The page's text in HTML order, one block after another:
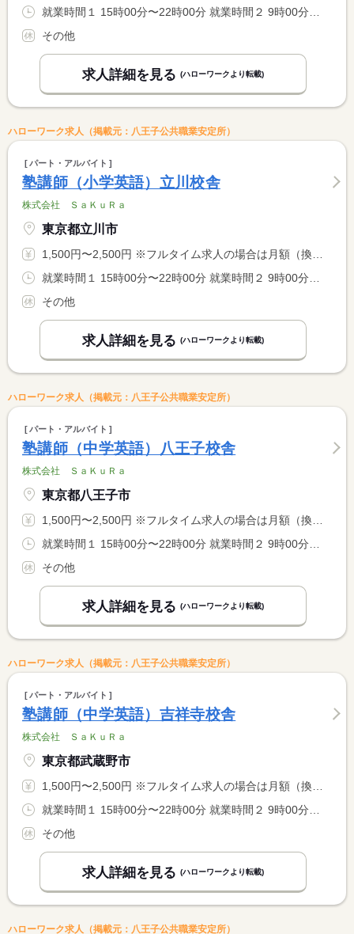
就業時間１ 15時00分〜22時00分 就業時間２ 9時00分〜22時00分 就業時間に関する特記事項 開塾時間：平日は（１）、土・日は（２） <BR> <BR> ＊９：００〜２２：００の間の実働２〜８時間程度（応相談）
その他
求人詳細を見る (ハローワークより転載)
ハローワーク求人（掲載元：八王子公共職業安定所）
パート・アルバイト
塾講師（小学英語）立川校舎
株式会社 ＳａＫｕＲａ
東京都立川市
1,500円〜2,500円 ※フルタイム求人の場合は月額（換算額）、パート求人の場合は時間額を表示しています。
就業時間１ 15時00分〜22時00分 就業時間２ 9時00分〜22時00分 就業時間に関する特記事項 開塾時間：平日は（１）、土・日は（２） <BR> <BR> ＊９：００〜２２：００の間の実働２〜８時間程度（応相談）
その他
求人詳細を見る (ハローワークより転載)
ハローワーク求人（掲載元：八王子公共職業安定所）
パート・アルバイト
塾講師（中学英語）八王子校舎
株式会社 ＳａＫｕＲａ
東京都八王子市
1,500円〜2,500円 ※フルタイム求人の場合は月額（換算額）、パート求人の場合は時間額を表示しています。
就業時間１ 15時00分〜22時00分 就業時間２ 9時00分〜22時00分 就業時間に関する特記事項 開塾時間：平日は（１）、土・日は（２） <BR> <BR> ＊９：００〜２２：００の間の実働２〜８時間程度（応相談）
その他
求人詳細を見る (ハローワークより転載)
ハローワーク求人（掲載元：八王子公共職業安定所）
パート・アルバイト
塾講師（中学英語）吉祥寺校舎
株式会社 ＳａＫｕＲａ
東京都武蔵野市
1,500円〜2,500円 ※フルタイム求人の場合は月額（換算額）、パート求人の場合は時間額を表示しています。
就業時間１ 15時00分〜22時00分 就業時間２ 9時00分〜22時00分 就業時間に関する特記事項 開塾時間：平日は（１）、土・日は（２） <BR> <BR> ＊９：００〜２２：００の間の実働２〜８時間程度（応相談）
その他
求人詳細を見る (ハローワークより転載)
ハローワーク求人（掲載元：八王子公共職業安定所）